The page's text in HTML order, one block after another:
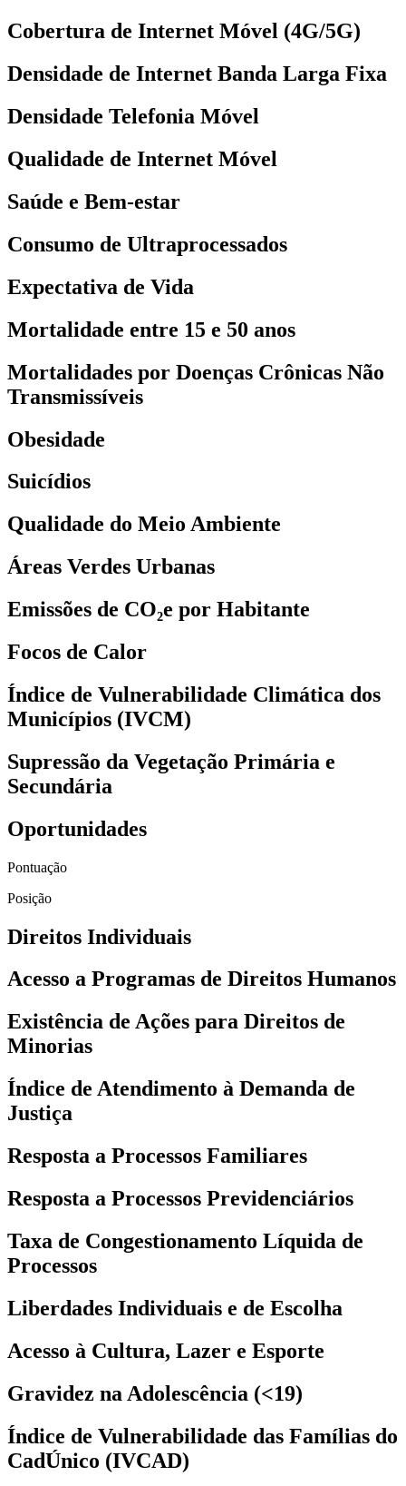
Cobertura de Internet Móvel (4G/5G)
Densidade de Internet Banda Larga Fixa
Densidade Telefonia Móvel
Qualidade de Internet Móvel
Saúde e Bem-estar
Consumo de Ultraprocessados
Expectativa de Vida
Mortalidade entre 15 e 50 anos
Mortalidades por Doenças Crônicas Não
Transmissíveis
Obesidade
Suicídios
Qualidade do Meio Ambiente
Áreas Verdes Urbanas
Emissões de CO₂e por Habitante
Focos de Calor
Índice de Vulnerabilidade Climática dos
Municípios (IVCM)
Supressão da Vegetação Primária e
Secundária
Oportunidades
Pontuação
Posição
Direitos Individuais
Acesso a Programas de Direitos Humanos
Existência de Ações para Direitos de
Minorias
Índice de Atendimento à Demanda de
Justiça
Resposta a Processos Familiares
Resposta a Processos Previdenciários
Taxa de Congestionamento Líquida de
Processos
Liberdades Individuais e de Escolha
Acesso à Cultura, Lazer e Esporte
Gravidez na Adolescência (<19)
Índice de Vulnerabilidade das Famílias do
CadÚnico (IVCAD)